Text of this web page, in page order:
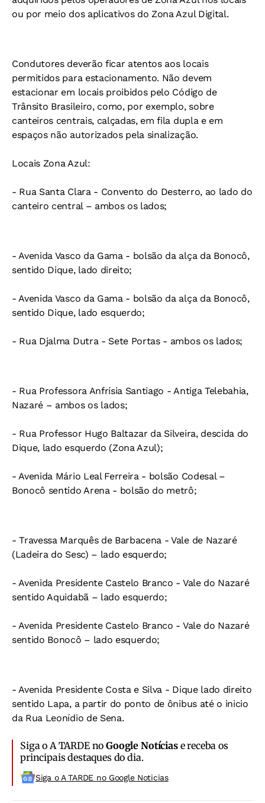
ou por meio dos aplicativos do Zona Azul Digital.
Condutores deverão ficar atentos aos locais
permitidos para estacionamento. Não devem
estacionar em locais proibidos pelo Código de
Trânsito Brasileiro, como, por exemplo, sobre
canteiros centrais, calçadas, em fila dupla e em
espaços não autorizados pela sinalização.
Locais Zona Azul:
- Rua Santa Clara - Convento do Desterro, ao lado do
canteiro central – ambos os lados;
- Avenida Vasco da Gama - bolsão da alça da Bonocô,
sentido Dique, lado direito;
- Avenida Vasco da Gama - bolsão da alça da Bonocô,
sentido Dique, lado esquerdo;
- Rua Djalma Dutra - Sete Portas - ambos os lados;
- Rua Professora Anfrísia Santiago - Antiga Telebahia,
Nazaré – ambos os lados;
- Rua Professor Hugo Baltazar da Silveira, descida do
Dique, lado esquerdo (Zona Azul);
- Avenida Mário Leal Ferreira - bolsão Codesal –
Bonocô sentido Arena - bolsão do metrô;
- Travessa Marquês de Barbacena - Vale de Nazaré
(Ladeira do Sesc) – lado esquerdo;
- Avenida Presidente Castelo Branco - Vale do Nazaré
sentido Aquidabã – lado esquerdo;
- Avenida Presidente Castelo Branco - Vale do Nazaré
sentido Bonocô – lado esquerdo;
- Avenida Presidente Costa e Silva - Dique lado direito
sentido Lapa, a partir do ponto de ônibus até o inicio
da Rua Leonídio de Sena.
Siga o A TARDE noGoogle Notíciase receba os
principais destaques do dia.
Siga o A TARDE no Google Noticias